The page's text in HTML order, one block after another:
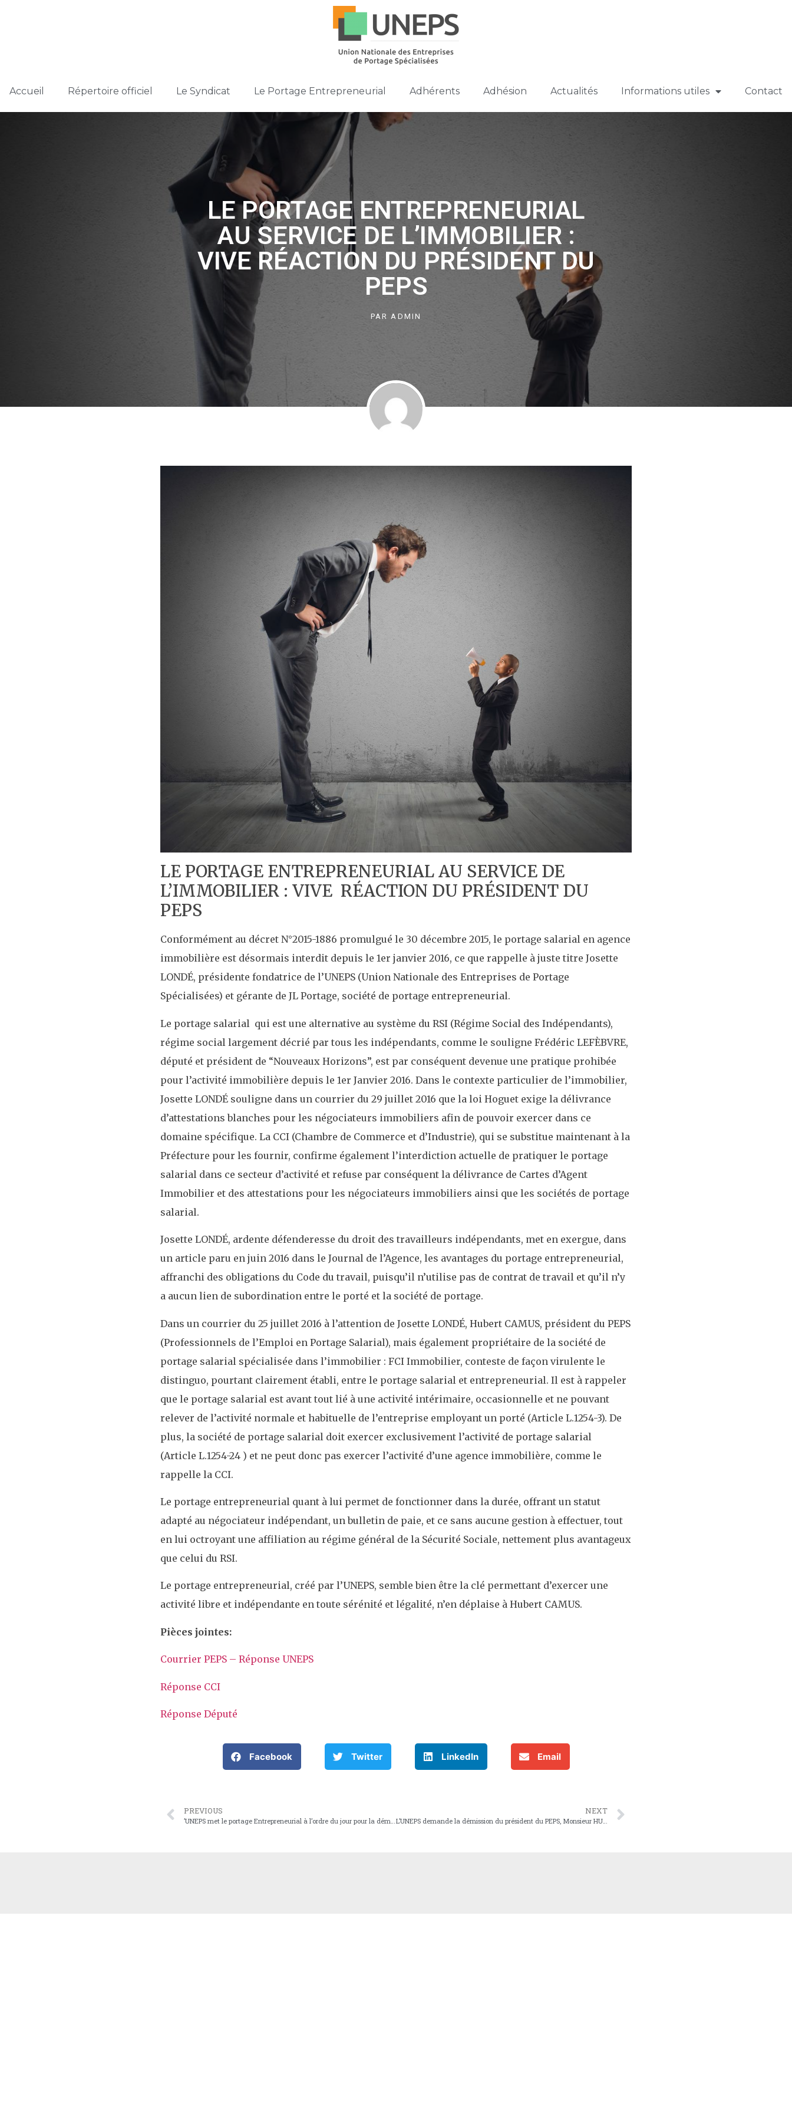
Accueil Répertoire officiel Le Syndicat Le Portage Entrepreneurial Adhérents Adhésion Actualités Informations utiles Contact
LE PORTAGE ENTREPRENEURIAL
AU SERVICE DE L’IMMOBILIER :
VIVE RÉACTION DU PRÉSIDENT DU
PEPS
PAR ADMIN
LE PORTAGE ENTREPRENEURIAL AU SERVICE DE
L’IMMOBILIER : VIVE RÉACTION DU PRÉSIDENT DU
PEPS
Conformément au décret N°2015-1886 promulgué le 30 décembre 2015, le portage salarial en agence
immobilière est désormais interdit depuis le 1er janvier 2016, ce que rappelle à juste titre Josette
LONDÉ, présidente fondatrice de l’UNEPS (Union Nationale des Entreprises de Portage
Spécialisées) et gérante de JL Portage, société de portage entrepreneurial.
Le portage salarial qui est une alternative au système du RSI (Régime Social des Indépendants),
régime social largement décrié par tous les indépendants, comme le souligne Frédéric LEFÈBVRE,
député et président de “Nouveaux Horizons”, est par conséquent devenue une pratique prohibée
pour l’activité immobilière depuis le 1er Janvier 2016. Dans le contexte particulier de l’immobilier,
Josette LONDÉ souligne dans un courrier du 29 juillet 2016 que la loi Hoguet exige la délivrance
d’attestations blanches pour les négociateurs immobiliers afin de pouvoir exercer dans ce
domaine spécifique. La CCI (Chambre de Commerce et d’Industrie), qui se substitue maintenant à la
Préfecture pour les fournir, confirme également l’interdiction actuelle de pratiquer le portage
salarial dans ce secteur d’activité et refuse par conséquent la délivrance de Cartes d’Agent
Immobilier et des attestations pour les négociateurs immobiliers ainsi que les sociétés de portage
salarial.
Josette LONDÉ, ardente défenderesse du droit des travailleurs indépendants, met en exergue, dans
un article paru en juin 2016 dans le Journal de l’Agence, les avantages du portage entrepreneurial,
affranchi des obligations du Code du travail, puisqu’il n’utilise pas de contrat de travail et qu’il n’y
a aucun lien de subordination entre le porté et la société de portage.
Dans un courrier du 25 juillet 2016 à l’attention de Josette LONDÉ, Hubert CAMUS, président du PEPS
(Professionnels de l’Emploi en Portage Salarial), mais également propriétaire de la société de
portage salarial spécialisée dans l’immobilier : FCI Immobilier, conteste de façon virulente le
distinguo, pourtant clairement établi, entre le portage salarial et entrepreneurial. Il est à rappeler
que le portage salarial est avant tout lié à une activité intérimaire, occasionnelle et ne pouvant
relever de l’activité normale et habituelle de l’entreprise employant un porté (Article L.1254-3). De
plus, la société de portage salarial doit exercer exclusivement l’activité de portage salarial
(Article L.1254-24 ) et ne peut donc pas exercer l’activité d’une agence immobilière, comme le
rappelle la CCI.
Le portage entrepreneurial quant à lui permet de fonctionner dans la durée, offrant un statut
adapté au négociateur indépendant, un bulletin de paie, et ce sans aucune gestion à effectuer, tout
en lui octroyant une affiliation au régime général de la Sécurité Sociale, nettement plus avantageux
que celui du RSI.
Le portage entrepreneurial, créé par l’UNEPS, semble bien être la clé permettant d’exercer une
activité libre et indépendante en toute sérénité et légalité, n’en déplaise à Hubert CAMUS.
Pièces jointes:
Courrier PEPS – Réponse UNEPS
Réponse CCI
Réponse Député
Facebook Twitter LinkedIn Email
PREVIOUS
’UNEPS met le portage Entrepreneurial à l’ordre du jour pour la démocratisation des nouvelles formes de travail.
NEXT
L’UNEPS demande la démission du président du PEPS, Monsieur HUBERT CAMUS